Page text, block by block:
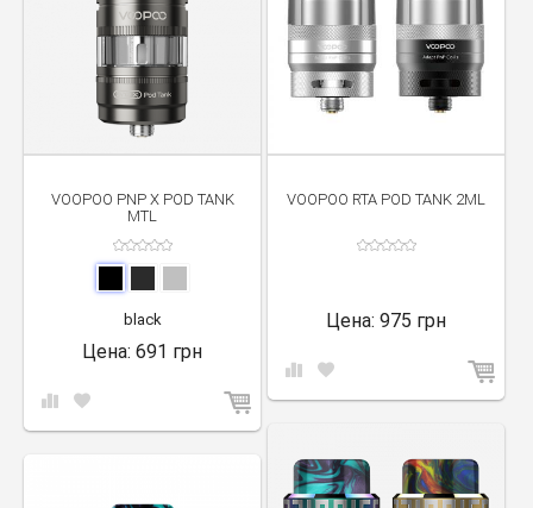
VOOPOO PNP X POD TANK
MTL
black
Цена: 691 грн
VOOPOO RTA POD TANK 2ML
Цена: 975 грн